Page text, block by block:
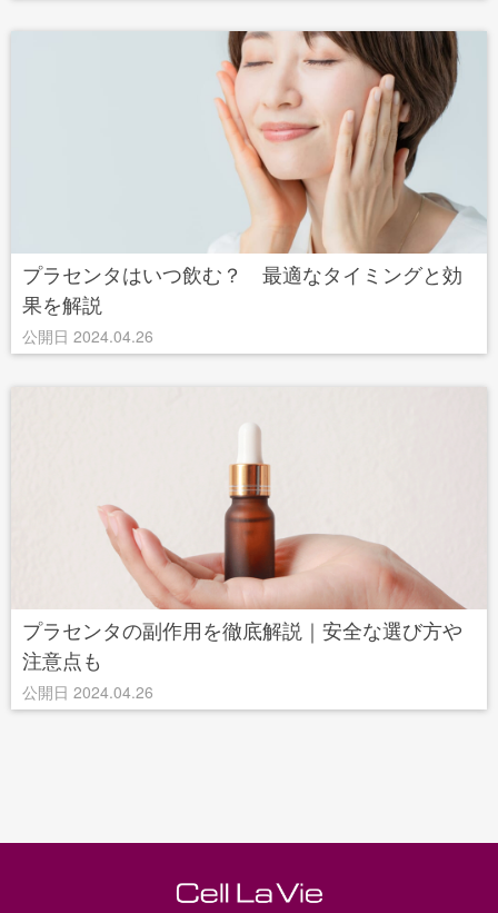
プラセンタはいつ飲む？ 最適なタイミングと効
果を解説
公開日 2024.04.26
プラセンタの副作用を徹底解説｜安全な選び方や
注意点も
公開日 2024.04.26